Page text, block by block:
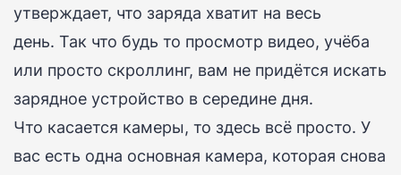
утверждает, что заряда хватит на весь
день. Так что будь то просмотр видео, учёба
или просто скроллинг, вам не придётся искать
зарядное устройство в середине дня.
Что касается камеры, то здесь всё просто. У
вас есть одна основная камера, которая снова